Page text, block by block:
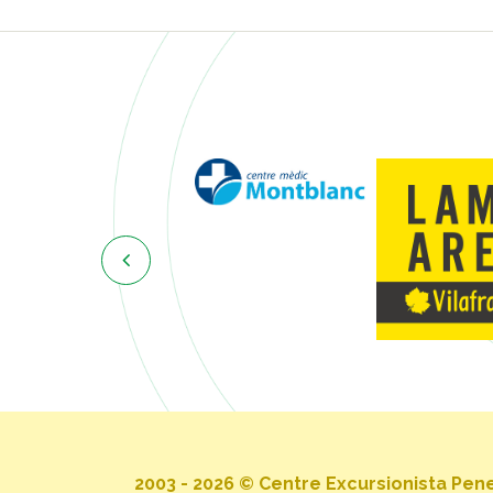

2003 - 2026 © Centre Excursionista